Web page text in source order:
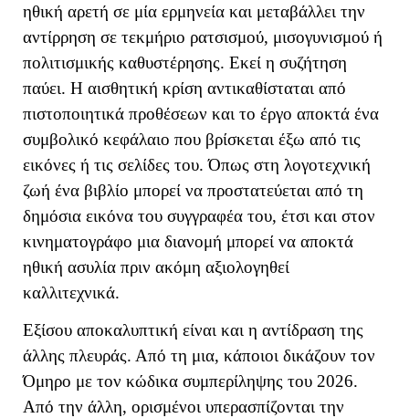
ηθική αρετή σε μία ερμηνεία και μεταβάλλει την
αντίρρηση σε τεκμήριο ρατσισμού, μισογυνισμού ή
πολιτισμικής καθυστέρησης. Εκεί η συζήτηση
παύει. Η αισθητική κρίση αντικαθίσταται από
πιστοποιητικά προθέσεων και το έργο αποκτά ένα
συμβολικό κεφάλαιο που βρίσκεται έξω από τις
εικόνες ή τις σελίδες του. Όπως στη λογοτεχνική
ζωή ένα βιβλίο μπορεί να προστατεύεται από τη
δημόσια εικόνα του συγγραφέα του, έτσι και στον
κινηματογράφο μια διανομή μπορεί να αποκτά
ηθική ασυλία πριν ακόμη αξιολογηθεί
καλλιτεχνικά.
Εξίσου αποκαλυπτική είναι και η αντίδραση της
άλλης πλευράς. Από τη μια, κάποιοι δικάζουν τον
Όμηρο με τον κώδικα συμπερίληψης του 2026.
Από την άλλη, ορισμένοι υπερασπίζονται την